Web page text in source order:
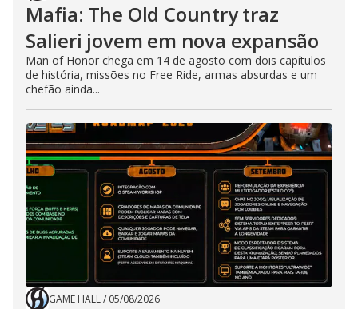
Mafia: The Old Country traz
Salieri jovem em nova expansão
Man of Honor chega em 14 de agosto com dois capítulos
de história, missões no Free Ride, armas absurdas e um
chefão ainda...
GAME HALL/ 05/08/2026